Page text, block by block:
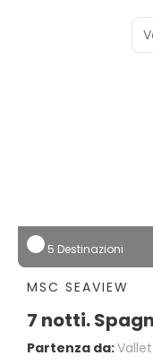
5 Destinazioni
MSC SEAVIEW
7 notti.
Partenza da: